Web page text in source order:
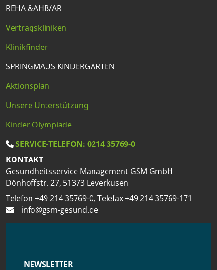
REHA &AHB/AR
Vertragskliniken
Klinikfinder
SPRINGMAUS KINDERGARTEN
Aktionsplan
Unsere Unterstützung
Kinder Olympiade
SERVICE-TELEFON: 0214 35769-0
KONTAKT
Gesundheitsservice Management GSM GmbH
Dönhoffstr. 27, 51373 Leverkusen
Telefon +49 214 35769-0, Telefax +49 214 35769-171
info@gsm-gesund.de
NEWSLETTER